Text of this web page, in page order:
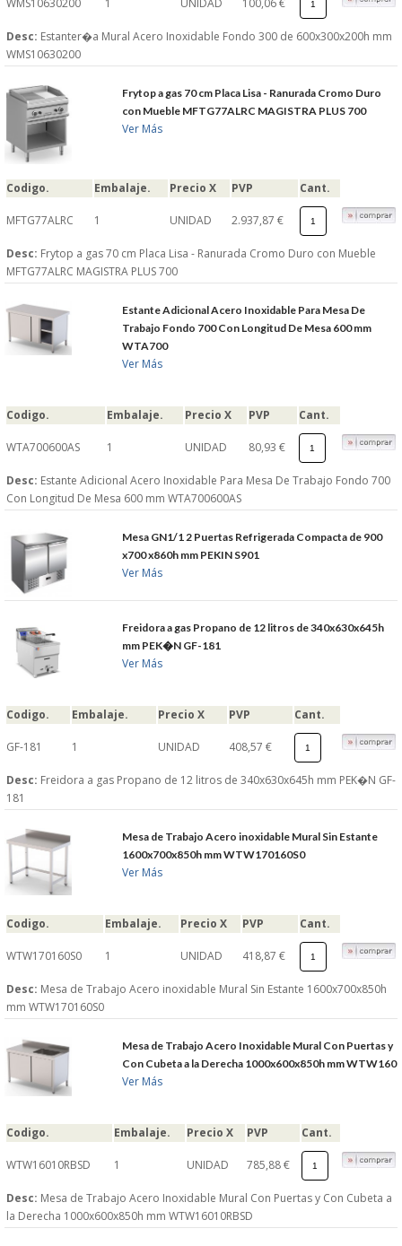
WMS10630200 1 UNIDAD 100,06 €
Desc: Estanter�a Mural Acero Inoxidable Fondo 300 de 600x300x200h mm
WMS10630200
Frytop a gas 70 cm Placa Lisa - Ranurada Cromo Duro
con Mueble MFTG77ALRC MAGISTRA PLUS 700
Ver Más
Codigo. Embalaje. Precio X PVP Cant.
MFTG77ALRC 1 UNIDAD 2.937,87 €
Desc: Frytop a gas 70 cm Placa Lisa - Ranurada Cromo Duro con Mueble
MFTG77ALRC MAGISTRA PLUS 700
Estante Adicional Acero Inoxidable Para Mesa De
Trabajo Fondo 700 Con Longitud De Mesa 600 mm
WTA700
Ver Más
Codigo. Embalaje. Precio X PVP Cant.
WTA700600AS 1 UNIDAD 80,93 €
Desc: Estante Adicional Acero Inoxidable Para Mesa De Trabajo Fondo 700
Con Longitud De Mesa 600 mm WTA700600AS
Mesa GN1/1 2 Puertas Refrigerada Compacta de 900
x700 x860h mm PEKIN S901
Ver Más
Freidora a gas Propano de 12 litros de 340x630x645h
mm PEK�N GF-181
Ver Más
Codigo. Embalaje. Precio X PVP Cant.
GF-181 1 UNIDAD 408,57 €
Desc: Freidora a gas Propano de 12 litros de 340x630x645h mm PEK�N GF-
181
Mesa de Trabajo Acero inoxidable Mural Sin Estante
1600x700x850h mm WTW170160S0
Ver Más
Codigo. Embalaje. Precio X PVP Cant.
WTW170160S0 1 UNIDAD 418,87 €
Desc: Mesa de Trabajo Acero inoxidable Mural Sin Estante 1600x700x850h
mm WTW170160S0
Mesa de Trabajo Acero Inoxidable Mural Con Puertas y
Con Cubeta a la Derecha 1000x600x850h mm WTW160
Ver Más
Codigo. Embalaje. Precio X PVP Cant.
WTW16010RBSD 1 UNIDAD 785,88 €
Desc: Mesa de Trabajo Acero Inoxidable Mural Con Puertas y Con Cubeta a
la Derecha 1000x600x850h mm WTW16010RBSD